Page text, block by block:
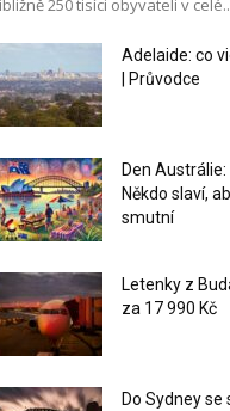
250 tisíci obyvateli v
Adelaide: co
| Průvodce
Den Austrálie:
Někdo slaví,
smutní
Letenky z
za 17 990 Kč
Do Sydney